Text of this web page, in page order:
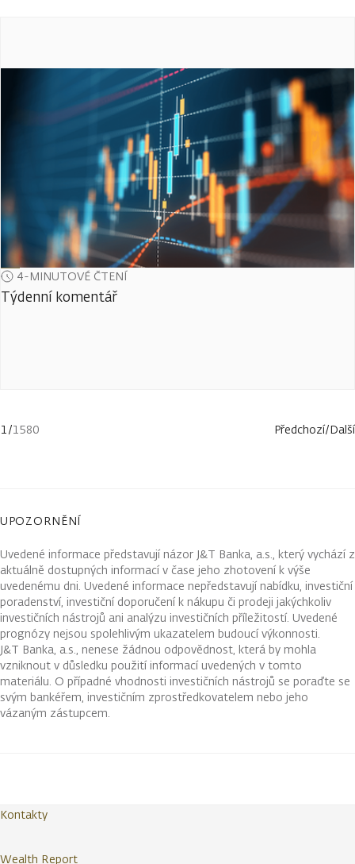
4-MINUTOVÉ ČTENÍ
Týdenní komentář
1/1580 Předchozí/Další
UPOZORNĚNÍ
Uvedené informace představují názor J&T Banka, a.s., který vychází z
aktuálně dostupných informací v čase jeho zhotovení k výše
uvedenému dni. Uvedené informace nepředstavují nabídku, investiční
poradenství, investiční doporučení k nákupu či prodeji jakýchkoliv
investičních nástrojů ani analýzu investičních příležitostí. Uvedené
prognózy nejsou spolehlivým ukazatelem budoucí výkonnosti.
J&T Banka, a.s., nenese žádnou odpovědnost, která by mohla
vzniknout v důsledku použití informací uvedených v tomto
materiálu. O případné vhodnosti investičních nástrojů se poraďte se
svým bankéřem, investičním zprostředkovatelem nebo jeho
vázaným zástupcem.
Kontakty
Wealth Report